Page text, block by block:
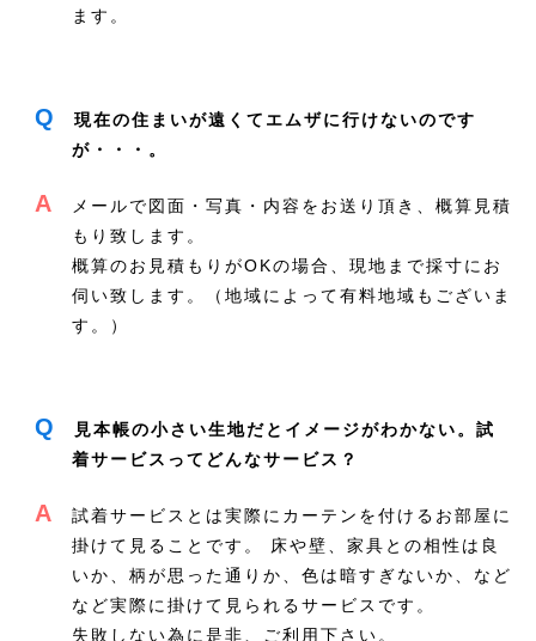
ます。
Q
現在の住まいが遠くてエムザに行けないのです
が・・・。
A
メールで図面・写真・内容をお送り頂き、概算見積
もり致します。
概算のお見積もりがOKの場合、現地まで採寸にお
伺い致します。（地域によって有料地域もございま
す。）
Q
見本帳の小さい生地だとイメージがわかない。試
着サービスってどんなサービス？
A
試着サービスとは実際にカーテンを付けるお部屋に
掛けて見ることです。 床や壁、家具との相性は良
いか、柄が思った通りか、色は暗すぎないか、など
など実際に掛けて見られるサービスです。
失敗しない為に是非、ご利用下さい。